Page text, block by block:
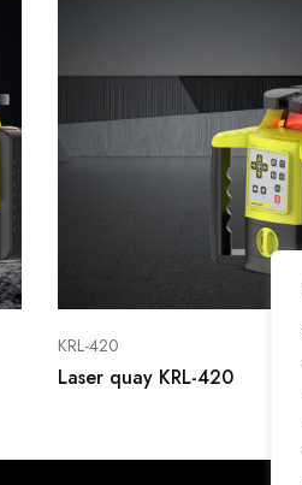
KRL-420
Laser quay KRL-420